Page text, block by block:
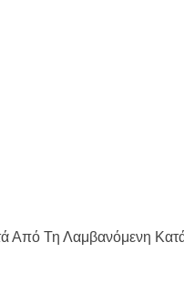
Από Τη Λαμβανόμενη